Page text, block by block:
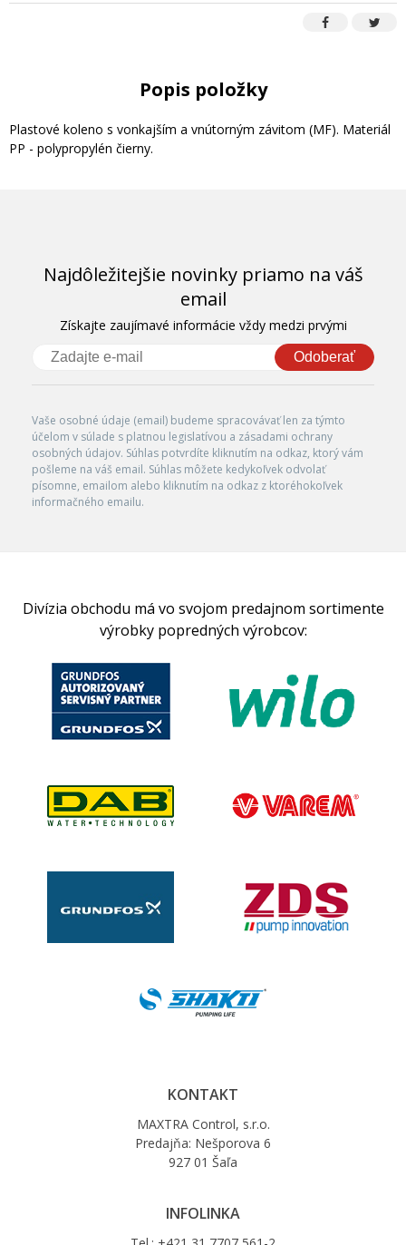
Popis položky
Plastové koleno s vonkajším a vnútorným závitom (MF). Materiál
PP - polypropylén čierny.
Najdôležitejšie novinky priamo na váš
email
Získajte zaujímavé informácie vždy medzi prvými
Odoberať
Vaše osobné údaje (email) budeme spracovávať len za týmto
účelom v súlade s platnou legislatívou a zásadami ochrany
osobných údajov. Súhlas potvrdíte kliknutím na odkaz, ktorý vám
pošleme na váš email. Súhlas môžete kedykoľvek odvolať
písomne, emailom alebo kliknutím na odkaz z ktoréhokoľvek
informačného emailu.
Divízia obchodu má vo svojom predajnom sortimente
výrobky popredných výrobcov:
KONTAKT
MAXTRA Control, s.r.o.
Predajňa: Nešporova 6
927 01 Šaľa
INFOLINKA